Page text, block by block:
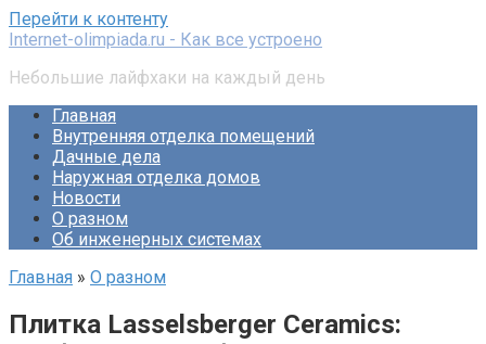
Перейти к контенту
Internet-olimpiada.ru - Как все устроено
Небольшие лайфхаки на каждый день
Главная
Внутренняя отделка помещений
Дачные дела
Наружная отделка домов
Новости
О разном
Об инженерных системах
Главная » О разном
Плитка Lasselsberger Ceramics: